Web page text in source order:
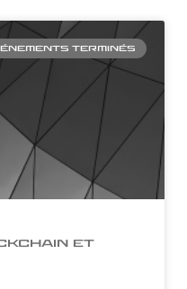
TERMINÉS
et